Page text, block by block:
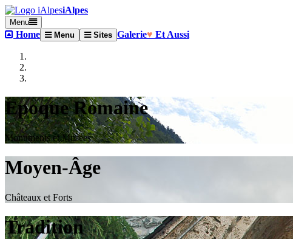
iAlpes
Menu
Home Menu Sites Galerie♥ Et Aussi
Epoque Romaine
Monuments et Musées
Moyen-Âge
Châteaux et Forts
Tradition